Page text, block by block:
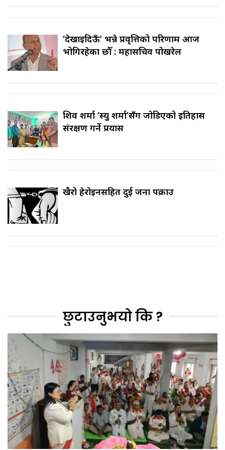
‘देखाइदिऊँ’ भन्ने प्रवृत्तिको परिणाम आज
भोगिरहेका छौँ : महासचिव पोखरेल
शिव शर्मा ‘स्यु शर्मा’सँग जोडिएको इतिहास
संरक्षण गर्ने प्रयास
खैरो हेरोइनसहित दुई जना पक्राउ
छुटाउनुभयो कि ?